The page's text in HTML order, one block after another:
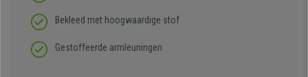
Bekleed met hoogwaardige stof
Gestoffeerde armleuningen